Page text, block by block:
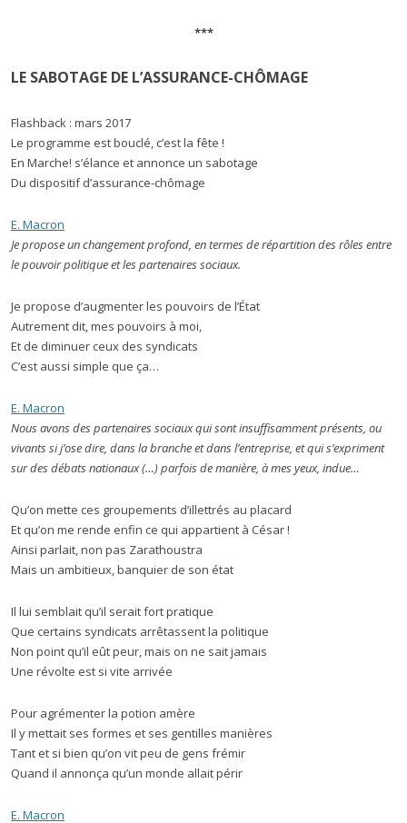
***
LE SABOTAGE DE L’ASSURANCE-CHÔMAGE
Flashback : mars 2017
Le programme est bouclé, c’est la fête !
En Marche! s’élance et annonce un sabotage
Du dispositif d’assurance-chômage
E. Macron
Je propose un changement profond, en termes de répartition des rôles entre
le pouvoir politique et les partenaires sociaux.
Je propose d’augmenter les pouvoirs de l’État
Autrement dit, mes pouvoirs à moi,
Et de diminuer ceux des syndicats
C’est aussi simple que ça…
E. Macron
Nous avons des partenaires sociaux qui sont insuffisamment présents, ou
vivants si j’ose dire, dans la branche et dans l’entreprise, et qui s’expriment
sur des débats nationaux (…) parfois de manière, à mes yeux, indue…
Qu’on mette ces groupements d’illettrés au placard
Et qu’on me rende enfin ce qui appartient à César !
Ainsi parlait, non pas Zarathoustra
Mais un ambitieux, banquier de son état
Il lui semblait qu’il serait fort pratique
Que certains syndicats arrêtassent la politique
Non point qu’il eût peur, mais on ne sait jamais
Une révolte est si vite arrivée
Pour agrémenter la potion amère
Il y mettait ses formes et ses gentilles manières
Tant et si bien qu’on vit peu de gens frémir
Quand il annonça qu’un monde allait périr
E. Macron